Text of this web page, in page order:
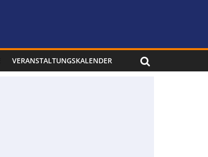
VERANSTALTUNGSKALENDER